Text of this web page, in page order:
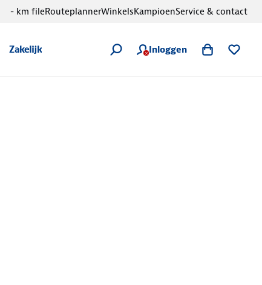
Zakelijk Inloggen
- km fileRouteplannerWinkelsKampioenService & contact